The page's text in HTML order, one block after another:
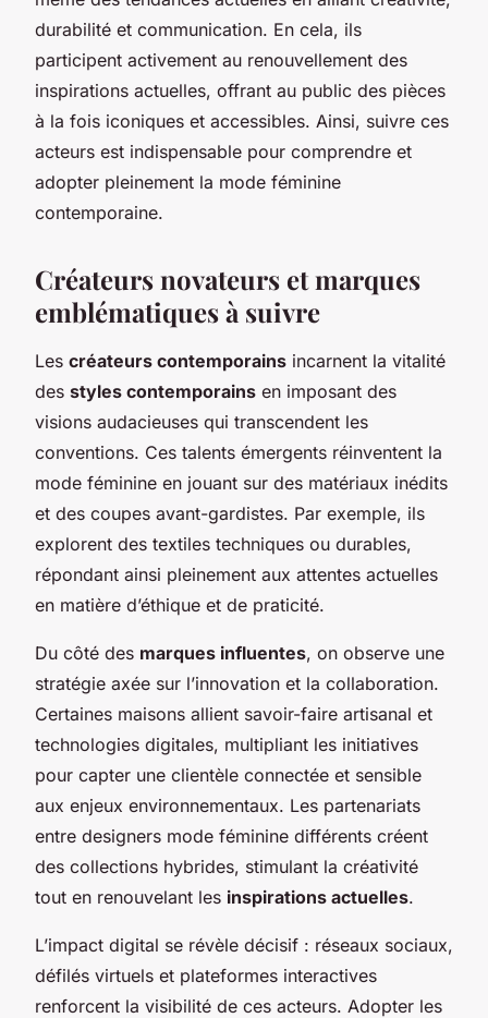
durabilité et communication. En cela, ils
participent activement au renouvellement des
inspirations actuelles, offrant au public des pièces
à la fois iconiques et accessibles. Ainsi, suivre ces
acteurs est indispensable pour comprendre et
adopter pleinement la mode féminine
contemporaine.
Créateurs novateurs et marques
emblématiques à suivre
Les créateurs contemporains incarnent la vitalité
des styles contemporains en imposant des
visions audacieuses qui transcendent les
conventions. Ces talents émergents réinventent la
mode féminine en jouant sur des matériaux inédits
et des coupes avant-gardistes. Par exemple, ils
explorent des textiles techniques ou durables,
répondant ainsi pleinement aux attentes actuelles
en matière d’éthique et de praticité.
Du côté des marques influentes, on observe une
stratégie axée sur l’innovation et la collaboration.
Certaines maisons allient savoir-faire artisanal et
technologies digitales, multipliant les initiatives
pour capter une clientèle connectée et sensible
aux enjeux environnementaux. Les partenariats
entre designers mode féminine différents créent
des collections hybrides, stimulant la créativité
tout en renouvelant les inspirations actuelles.
L’impact digital se révèle décisif : réseaux sociaux,
défilés virtuels et plateformes interactives
renforcent la visibilité de ces acteurs. Adopter les